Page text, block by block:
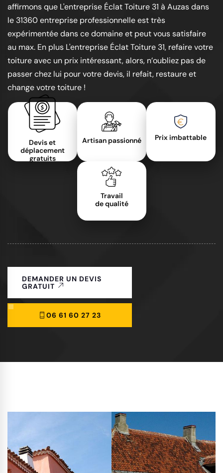
affirmons que L'entreprise Éclat Toiture 31 à Auzas dans
le 31360 entreprise professionnelle est très
expérimentée dans ce domaine et peut vous satisfaire
au max. En plus L'entreprise Éclat Toiture 31, refaire votre
toiture avec un prix intéressant, alors, n’oubliez pas de
passer chez lui pour votre devis, il refait, restaure et
change votre toiture !
Devis et
déplacement
gratuits
Artisan passionné Prix imbattable
Travail
de qualité
DEMANDER UN DEVIS
GRATUIT
06 61 60 27 23